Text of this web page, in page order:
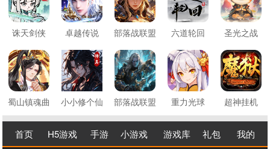
诛天剑侠 卓越传说 部落战联盟 六道轮回 圣光之战
蜀山镇魂曲 小小修个仙 部落战联盟 重力光球 超神挂机
首页 H5游戏 手游 小游戏 游戏库 礼包 我的